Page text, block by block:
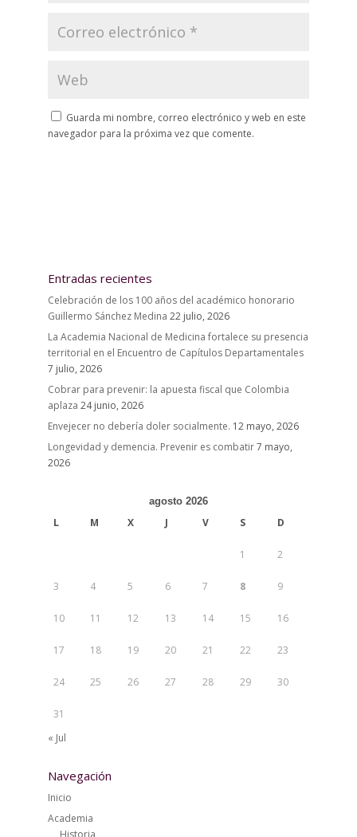
Guarda mi nombre, correo electrónico y web en este
navegador para la próxima vez que comente.
Entradas recientes
Celebración de los 100 años del académico honorario
Guillermo Sánchez Medina 22 julio, 2026
La Academia Nacional de Medicina fortalece su presencia
territorial en el Encuentro de Capítulos Departamentales
7 julio, 2026
Cobrar para prevenir: la apuesta fiscal que Colombia
aplaza 24 junio, 2026
Envejecer no debería doler socialmente. 12 mayo, 2026
Longevidad y demencia. Prevenir es combatir7 mayo,
2026
agosto 2026
L M X J V S D
1 2
3 4 5 6 7 8 9
10 11 12 13 14 15 16
17 18 19 20 21 22 23
24 25 26 27 28 29 30
31
« Jul
Navegación
Inicio
Academia
Historia